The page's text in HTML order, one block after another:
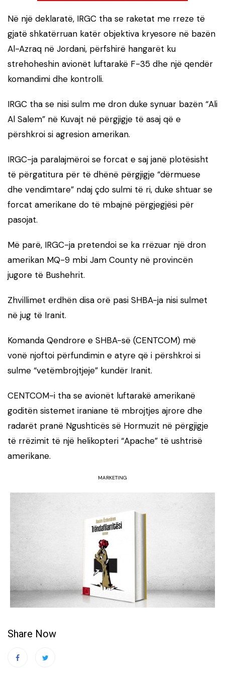
Në një deklaratë, IRGC tha se raketat me rreze të
gjatë shkatërruan katër objektiva kryesore në bazën
Al-Azraq në Jordani, përfshirë hangarët ku
strehoheshin avionët luftarakë F-35 dhe një qendër
komandimi dhe kontrolli.
IRGC tha se nisi sulm me dron duke synuar bazën “Ali
Al Salem” në Kuvajt në përgjigje të asaj që e
përshkroi si agresion amerikan.
IRGC-ja paralajmëroi se forcat e saj janë plotësisht
të përgatitura për të dhënë përgjigje “dërmuese
dhe vendimtare” ndaj çdo sulmi të ri, duke shtuar se
forcat amerikane do të mbajnë përgjegjësi për
pasojat.
Më parë, IRGC-ja pretendoi se ka rrëzuar një dron
amerikan MQ-9 mbi Jam County në provincën
jugore të Bushehrit.
Zhvillimet erdhën disa orë pasi SHBA-ja nisi sulmet
në jug të Iranit.
Komanda Qendrore e SHBA-së (CENTCOM) më
vonë njoftoi përfundimin e atyre që i përshkroi si
sulme “vetëmbrojtjeje” kundër Iranit.
CENTCOM-i tha se avionët luftarakë amerikanë
goditën sistemet iraniane të mbrojtjes ajrore dhe
radarët pranë Ngushticës së Hormuzit në përgjigje
të rrëzimit të një helikopteri “Apache” të ushtrisë
amerikane.
MARKETING
Share Now